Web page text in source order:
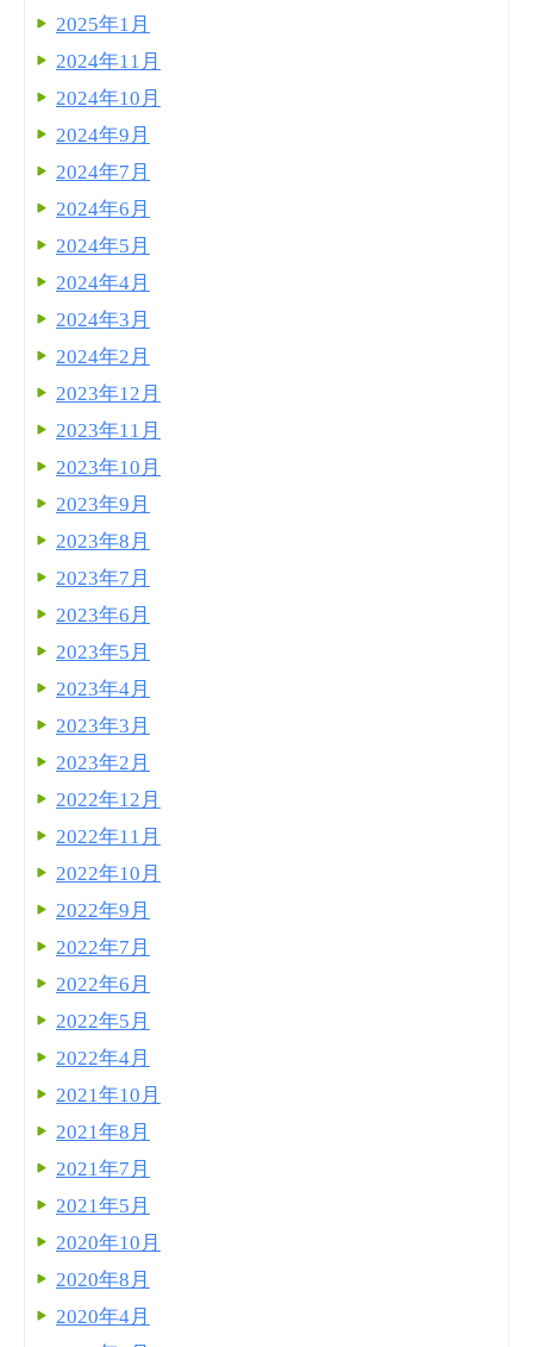
2025年1月
2024年11月
2024年10月
2024年9月
2024年7月
2024年6月
2024年5月
2024年4月
2024年3月
2024年2月
2023年12月
2023年11月
2023年10月
2023年9月
2023年8月
2023年7月
2023年6月
2023年5月
2023年4月
2023年3月
2023年2月
2022年12月
2022年11月
2022年10月
2022年9月
2022年7月
2022年6月
2022年5月
2022年4月
2021年10月
2021年8月
2021年7月
2021年5月
2020年10月
2020年8月
2020年4月